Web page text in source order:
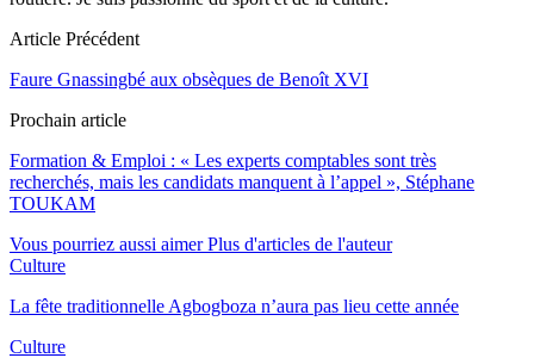
Article Précédent
Faure Gnassingbé aux obsèques de Benoît XVI
Prochain article
Formation & Emploi : « Les experts comptables sont très
recherchés, mais les candidats manquent à l’appel », Stéphane
TOUKAM
Vous pourriez aussi aimer Plus d'articles de l'auteur
Culture
La fête traditionnelle Agbogboza n’aura pas lieu cette année
Culture